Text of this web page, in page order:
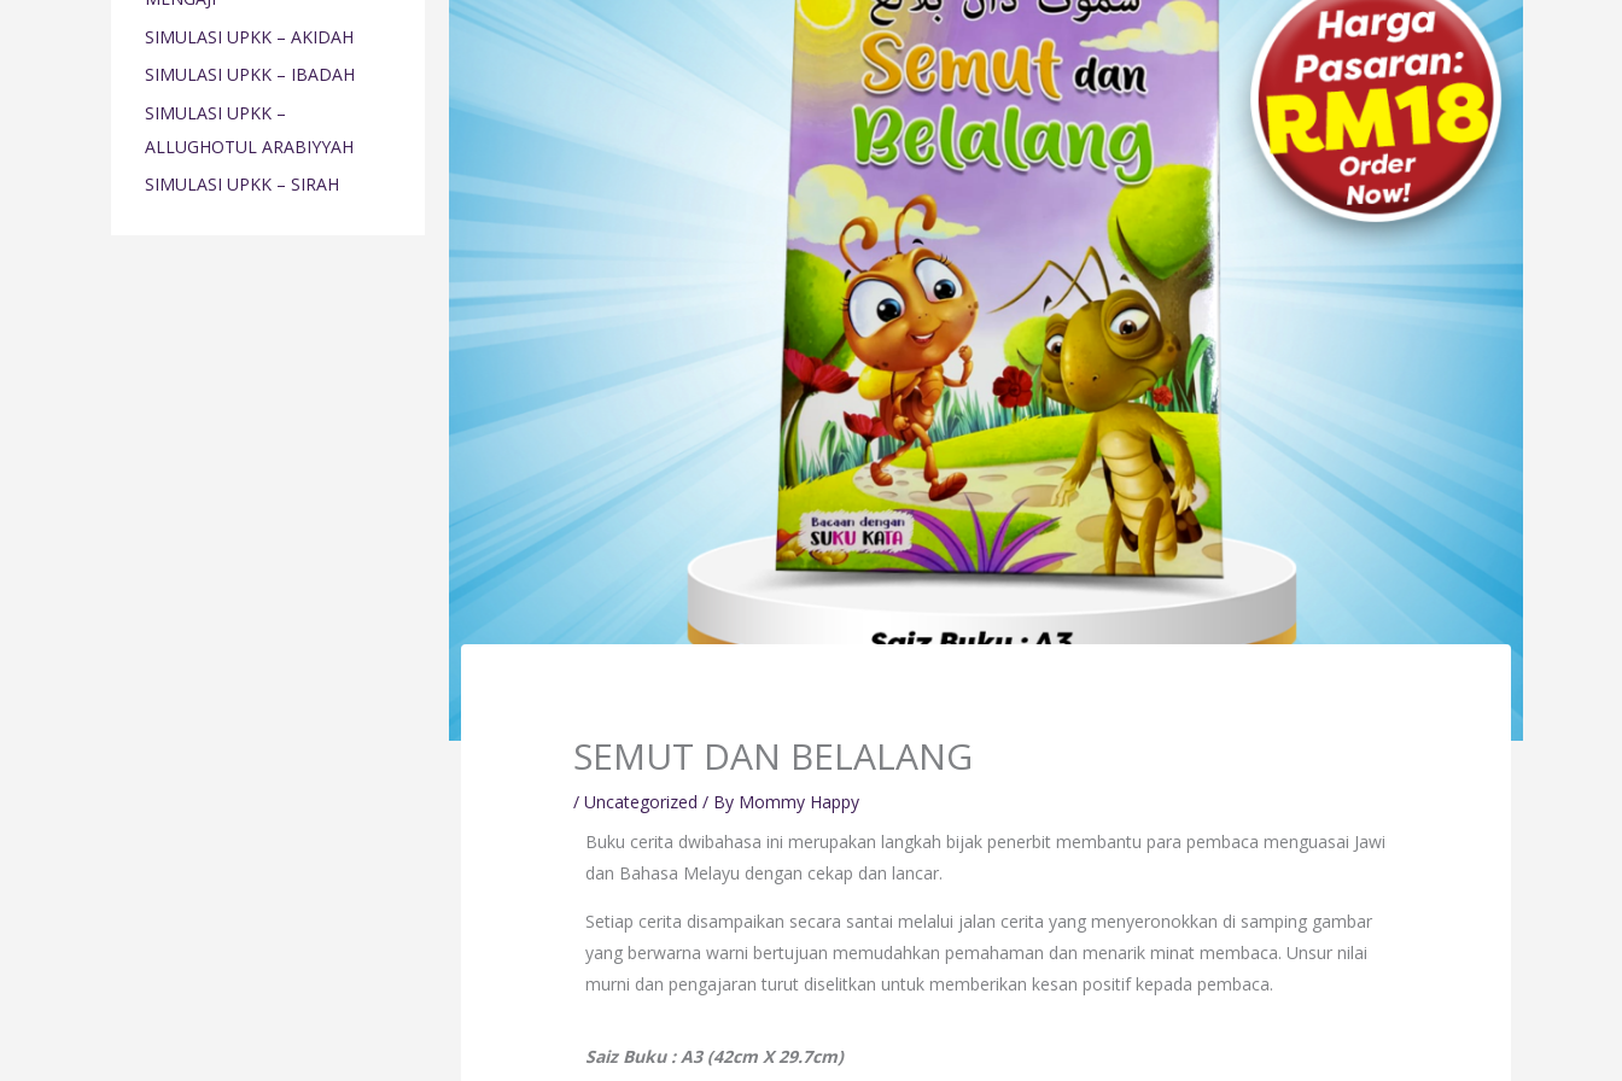
r
:
SIMULASI UPKK – AKIDAH
SIMULASI UPKK – IBADAH
SIMULASI UPKK –
ALLUGHOTUL ARABIYYAH
SIMULASI UPKK – SIRAH
SEMUT DAN BELALANG
/Uncategorized / By Mommy Happy
Buku cerita dwibahasa ini merupakan langkah bijak penerbit membantu para pembaca menguasai Jawi
dan Bahasa Melayu dengan cekap dan lancar.
Setiap cerita disampaikan secara santai melalui jalan cerita yang menyeronokkan di samping gambar
yang berwarna warni bertujuan memudahkan pemahaman dan menarik minat membaca. Unsur nilai
murni dan pengajaran turut diselitkan untuk memberikan kesan positif kepada pembaca.
Saiz Buku : A3 (42cm X 29.7cm)